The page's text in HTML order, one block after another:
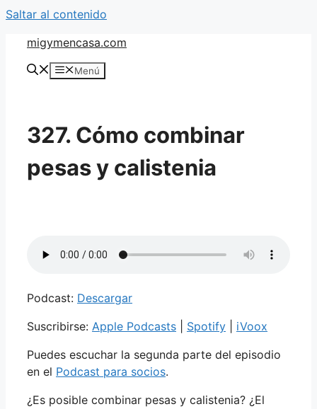
Saltar al contenido
migymencasa.com
Menú
327. Cómo combinar
pesas y calistenia
Podcast: Descargar
Suscribirse: Apple Podcasts Spotify
iVoox
Puedes escuchar la segunda parte del episodio
en el Podcast para socios.
¿Es posible combinar pesas y calistenia? ¿El